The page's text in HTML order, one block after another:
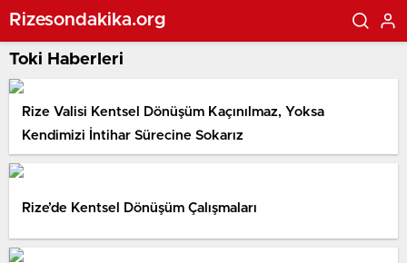
Rizesondakika.org
Toki Haberleri
Rize Valisi Kentsel Dönüşüm Kaçınılmaz, Yoksa
Kendimizi İntihar Sürecine Sokarız
Rize’de Kentsel Dönüşüm Çalışmaları